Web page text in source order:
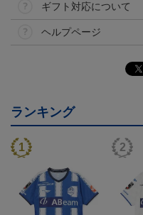
ギフト対応について
ヘルプページ
ランキング